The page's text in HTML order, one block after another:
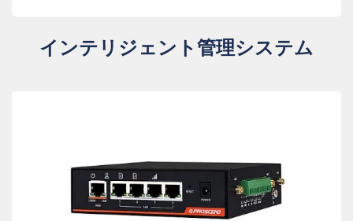
インテリジェント管理システム